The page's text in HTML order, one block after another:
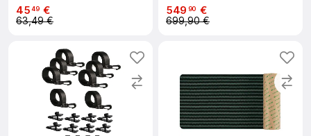
4549 €
63,49 €
549 90 €
699,90 €